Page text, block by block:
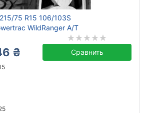
215/75 R15 106/103S
WildRanger A/T
₴ Сравнить